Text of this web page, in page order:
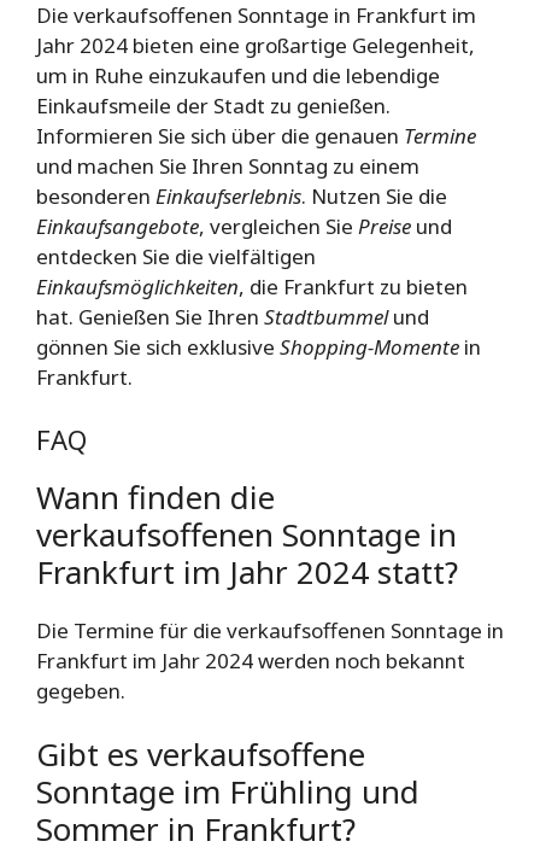
Die verkaufsoffenen Sonntage in Frankfurt im
Jahr 2024 bieten eine großartige Gelegenheit,
um in Ruhe einzukaufen und die lebendige
Einkaufsmeile der Stadt zu genießen.
Informieren Sie sich über die genauen Termine
und machen Sie Ihren Sonntag zu einem
besonderen Einkaufserlebnis. Nutzen Sie die
Einkaufsangebote, vergleichen Sie Preise und
entdecken Sie die vielfältigen
Einkaufsmöglichkeiten, die Frankfurt zu bieten
hat. Genießen Sie Ihren Stadtbummelund
gönnen Sie sich exklusive Shopping-Momente in
Frankfurt.
FAQ
Wann finden die
verkaufsoffenen Sonntage in
Frankfurt im Jahr 2024 statt?
Die Termine für die verkaufsoffenen Sonntage in
Frankfurt im Jahr 2024 werden noch bekannt
gegeben.
Gibt es verkaufsoffene
Sonntage im Frühling und
Sommer in Frankfurt?